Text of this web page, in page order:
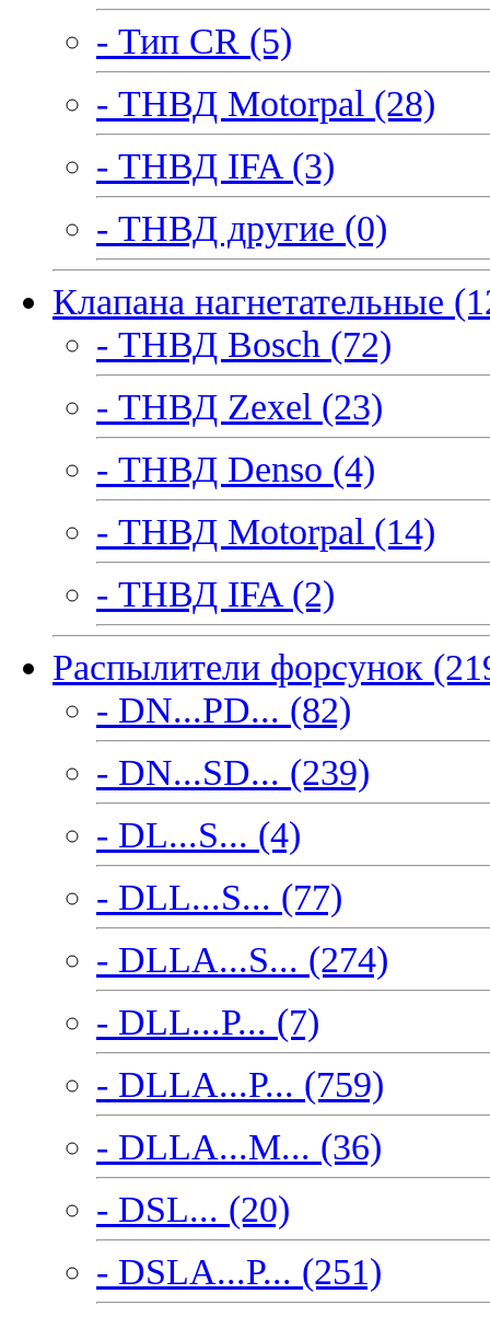
- Тип CR (5)
- ТНВД Motorpal (28)
- ТНВД IFA (3)
- ТНВД другие (0)
Клапана нагнетательные
- ТНВД Bosch (72)
- ТНВД Zexel (23)
- ТНВД Denso (4)
- ТНВД Motorpal (14)
- ТНВД IFA (2)
Распылители форсунок
- DN...PD... (82)
- DN...SD... (239)
- DL...S... (4)
- DLL...S... (77)
- DLLA...S... (274)
- DLL...P... (7)
- DLLA...P... (759)
- DLLA...M... (36)
- DSL... (20)
- DSLA...P... (251)